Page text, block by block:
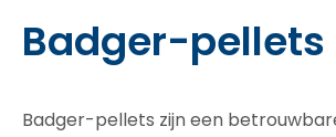
Badger-pellets
Badger-pellets zijn een